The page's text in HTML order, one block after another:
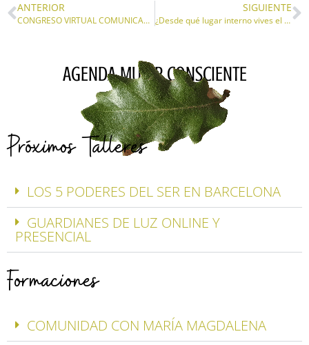
ANTERIOR
CONGRESO VIRTUAL COMUNICACIÓN Y CONSCIENCIA del 4 al 9 de noviembre
SIGUIENTE
¿Desde qué lugar interno vives el 8 de marzo?: Recursos para tu viaje
AGENDA MUJER CONSCIENTE
Próximos Talleres
LOS 5 PODERES DEL SER EN BARCELONA
GUARDIANES DE LUZ ONLINE Y
PRESENCIAL
Formaciones
COMUNIDAD CON MARÍA MAGDALENA